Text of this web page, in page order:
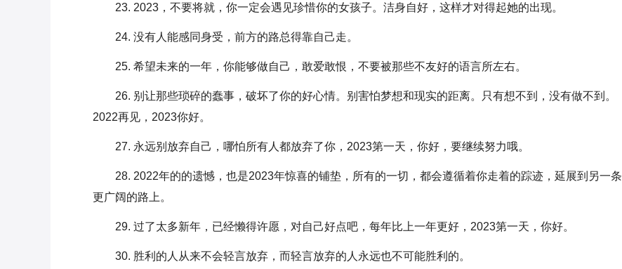
23. 2023，不要将就，你一定会遇见珍惜你的女孩子。洁身自好，这样才对得起她的出现。
24. 没有人能感同身受，前方的路总得靠自己走。
25. 希望未来的一年，你能够做自己，敢爱敢恨，不要被那些不友好的语言所左右。
26. 别让那些琐碎的蠢事，破坏了你的好心情。别害怕梦想和现实的距离。只有想不到，没有做不到。
2022再见，2023你好。
27. 永远别放弃自己，哪怕所有人都放弃了你，2023第一天，你好，要继续努力哦。
28. 2022年的的遗憾，也是2023年惊喜的铺垫，所有的一切，都会遵循着你走着的踪迹，延展到另一条
更广阔的路上。
29. 过了太多新年，已经懒得许愿，对自己好点吧，每年比上一年更好，2023第一天，你好。
30. 胜利的人从来不会轻言放弃，而轻言放弃的人永远也不可能胜利的。